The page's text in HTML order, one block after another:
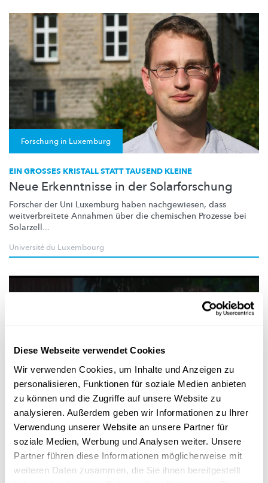
Diese Webseite verwendet Cookies
Wir verwenden Cookies, um Inhalte und Anzeigen zu
personalisieren, Funktionen für soziale Medien anbieten
zu können und die Zugriffe auf unsere Website zu
analysieren. Außerdem geben wir Informationen zu Ihrer
Verwendung unserer Website an unsere Partner für
soziale Medien, Werbung und Analysen weiter. Unsere
Partner führen diese Informationen möglicherweise mit
weiteren Daten zusammen, die Sie ihnen bereitgestellt
Forschung in Luxemburg
EIN GROSSES KRISTALL STATT TAUSEND KLEINE
Neue Erkenntnisse in der Solarforschung
Forscher der Uni Luxemburg haben nachgewiesen, dass
weitverbreitete Annahmen über die chemischen Prozesse bei
Solarzell...
Université du Luxembourg
Forscher-Portraits
FÉLIX URBAIN IM INTERVIEW
Was ist die Energie der Zukunft?
Der Material- undWirtschaftswissenschaftlerDr.-Ing. Félix
antreibt u...